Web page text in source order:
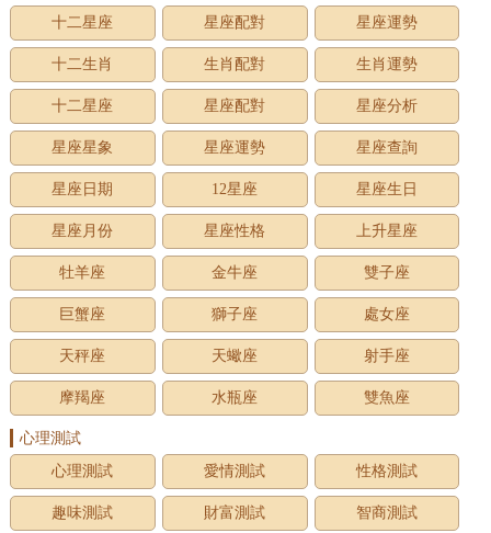
十二星座
星座配對 星座運勢
十二生肖 生肖配對 生肖運勢
十二星座 星座配對 星座分析
星座星象 星座運勢 星座查詢
星座日期 12星座 星座生日
星座月份 星座性格 上升星座
牡羊座 金牛座 雙子座
巨蟹座 獅子座 處女座
天秤座 天蠍座 射手座
摩羯座 水瓶座 雙魚座
心理測試
心理測試
愛情測試 性格測試
趣味測試 財富測試 智商測試